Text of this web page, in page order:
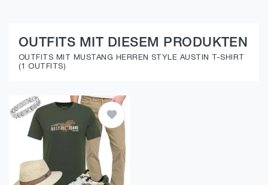
OUTFITS MIT DIESEM PRODUKTEN
OUTFITS MIT MUSTANG HERREN STYLE AUSTIN T-SHIRT
(1 OUTFITS)